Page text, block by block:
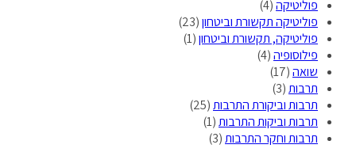
פוליטיקה(4)
פוליטיקה תקשורת וביטחון(23)
פוליטיקה, תקשורת וביטחון(1)
פילוסופיה(4)
שואה(17)
תרבות(3)
תרבות וביקורת התרבות(25)
תרבות וביקות התרבות(1)
תרבות וחקר התרבות(3)